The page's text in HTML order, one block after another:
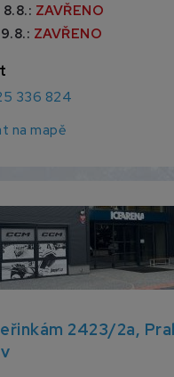
ZAVŘENO
ZAVŘENO
336 824
na mapě
2423/2a,